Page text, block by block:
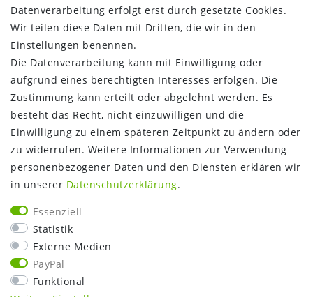
Zahlungsinformationen
Versandinformationen
Über uns
Gutschein
NEWS
Google Maps
Kundenbewertungen
Kontakt
Mein Konto
Warenkorb
Kasse
Vorteile
Datenverarbeitung erfolgt erst durch gesetzte Cookies.
Wir teilen diese Daten mit Dritten, die wir in den
Einstellungen benennen.
Die Datenverarbeitung kann mit Einwilligung oder
aufgrund eines berechtigten Interesses erfolgen. Die
Zustimmung kann erteilt oder abgelehnt werden. Es
besteht das Recht, nicht einzuwilligen und die
Einwilligung zu einem späteren Zeitpunkt zu ändern oder
zu widerrufen. Weitere Informationen zur Verwendung
personenbezogener Daten und den Diensten erklären wir
in unserer Daten­schutz­erklärung.
Essenziell
Statistik
Externe Medien
PayPal
Funktional